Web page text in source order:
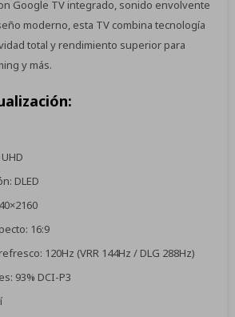
Google TV integrado, sonido envolvente
moderno, esta TV combina tecnología
total y rendimiento superior para
y más.
DLED
16:9
120Hz (VRR 144Hz / DLG 288Hz)
93% DCI-P3